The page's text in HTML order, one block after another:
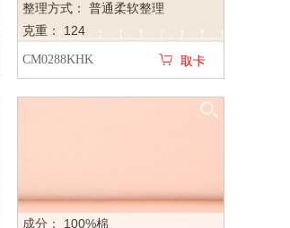
整理方式： 普通柔软整理
克重： 124
CM0288KHK 取卡
成分： 100%棉